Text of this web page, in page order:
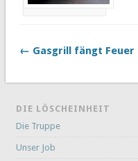
← Gasgrill fängt Feuer
DIE LÖSCHEINHEIT
Die Truppe
Unser Job